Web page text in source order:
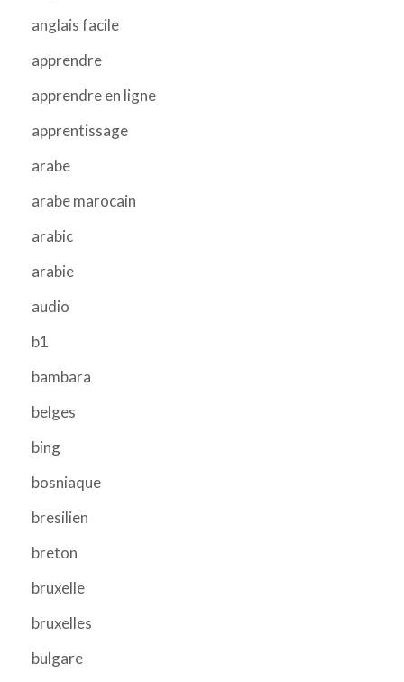
anglais facile
apprendre
apprendre en ligne
apprentissage
arabe
arabe marocain
arabic
arabie
audio
b1
bambara
belges
bing
bosniaque
bresilien
breton
bruxelle
bruxelles
bulgare